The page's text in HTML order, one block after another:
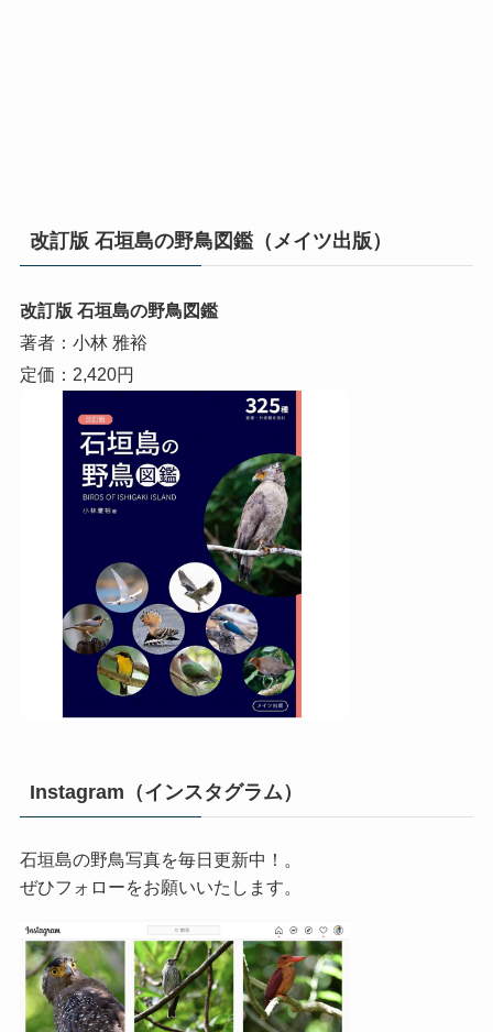
改訂版 石垣島の野鳥図鑑（メイツ出版）
改訂版 石垣島の野鳥図鑑
著者：小林 雅裕
定価：2,420円
Instagram（インスタグラム）
石垣島の野鳥写真を毎日更新中！。
ぜひフォローをお願いいたします。